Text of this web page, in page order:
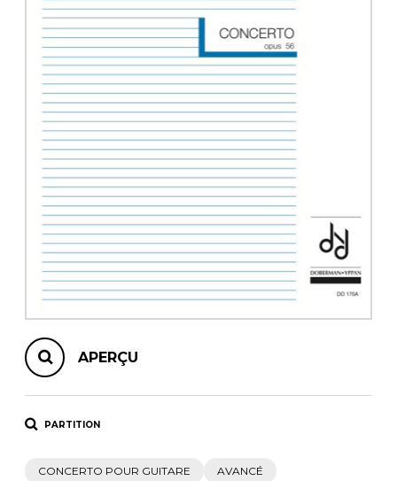
AUTRES PRODUITS
APERÇU
PARTITION
CONCERTO POUR GUITARE
AVANCÉ